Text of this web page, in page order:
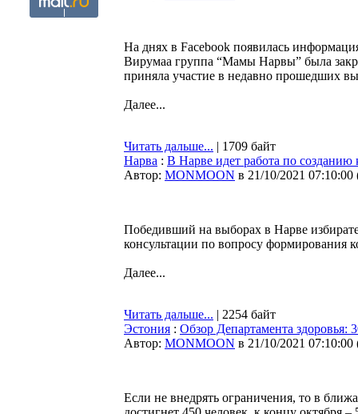
На днях в Facebook появилась
Вирумаа группа “Мамы Нарвы” была
приняла участие в недавно прошедших
Далее...
Читать дальше... | 1709 байт
Нарва : В Нарве идет работа по созданию
Автор: MONMOON в 21/10/2021 07:10:00
Победивший на выборах в Нарве
консультации по вопросу формирования
Далее...
Читать дальше... | 2254 байт
Эстония : Обзор Департамента здоровья:
Автор: MONMOON в 21/10/2021 07:10:00
Если не внедрять ограничения, то в